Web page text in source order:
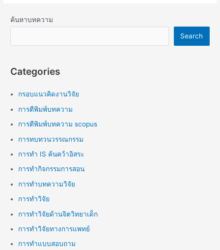
ค้นหาบทความ
Search
Categories
กรอบแนวคิดงานวิจัย
การตีพิมพ์บทความ
การตีพิมพ์บทความ scopus
การทบทวนวรรณกรรม
การทำ IS ค้นคว้าอิสระ
การทำกิจกรรมการสอน
การทำบทความวิจัย
การทำวิจัย
การทำวิจัยด้านจิตวิทยาเด็ก
การทำวิจัยทางการแพทย์
การทำแบบสอบถาม